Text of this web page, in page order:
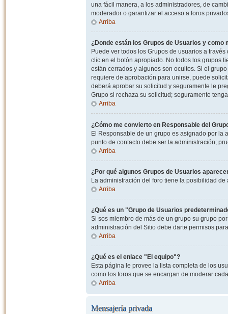
una fácil manera, a los administradores, de
moderador o garantizar el acceso a foros
Arriba
¿Donde están los Grupos de Usuarios y como
Puede ver todos los Grupos de usuarios a
clic en el botón apropiado. No todos los grupos
están cerrados y algunos son ocultos. Si el
requiere de aprobación para unirse, puede
deberá aprobar su solicitud y seguramente le
Grupo si rechaza su solicitud; seguramente
Arriba
¿Cómo me convierto en Responsable del
El Responsable de un grupo es asignado por la
punto de contacto debe ser la administración;
Arriba
¿Por qué algunos Grupos de Usuarios
La administración del foro tiene la posibilidad
Arriba
¿Qué es un "Grupo de Usuarios
Si sos miembro de más de un grupo su grupo
administración del Sitio debe darte permisos
Arriba
¿Qué es el enlace "El equipo"?
Esta página le provee la lista completa de los
como los foros que se encargan de moderar
Arriba
Mensajería privada